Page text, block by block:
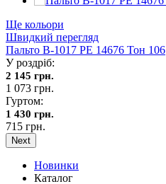
Ще кольори
Швидкий перегляд
Пальто В-1017 PE 14676 Тон 106
У роздріб:
2 145 грн.
1 073 грн.
Гуртом:
1 430 грн.
715 грн.
Next
Новинки
Каталог